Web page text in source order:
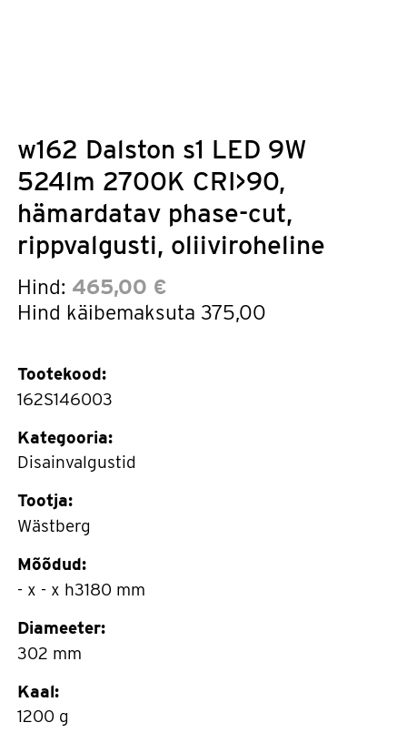
w162 Dalston s1 LED 9W
524lm 2700K CRI>90,
hämardatav phase-cut,
rippvalgusti, oliiviroheline
Hind: 465,00 €
Hind käibemaksuta 375,00
Tootekood:
162S146003
Kategooria:
Disainvalgustid
Tootja:
Wästberg
Mõõdud:
- x - x h3180 mm
Diameeter:
302 mm
Kaal:
1200 g